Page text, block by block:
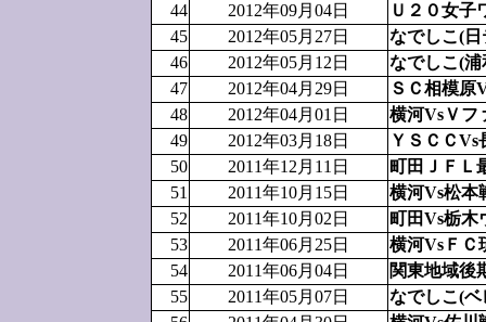
44
2012年09月04日
Ｕ２０女子
45
2012年05月27日
なでしこ(
46
2012年05月12日
なでしこ(浦
47
2012年04月29日
ＳＣ相模原
48
2012年04月01日
横河VsＶフ
49
2012年03月18日
ＹＳＣＣVs
50
2011年12月11日
町田ＪＦＬ
51
2011年10月15日
横河Vs松本
52
2011年10月02日
町田Vs栃木
53
2011年06月25日
横河VsＦＣ
54
2011年06月04日
関東地域後
55
2011年05月07日
なでしこ(